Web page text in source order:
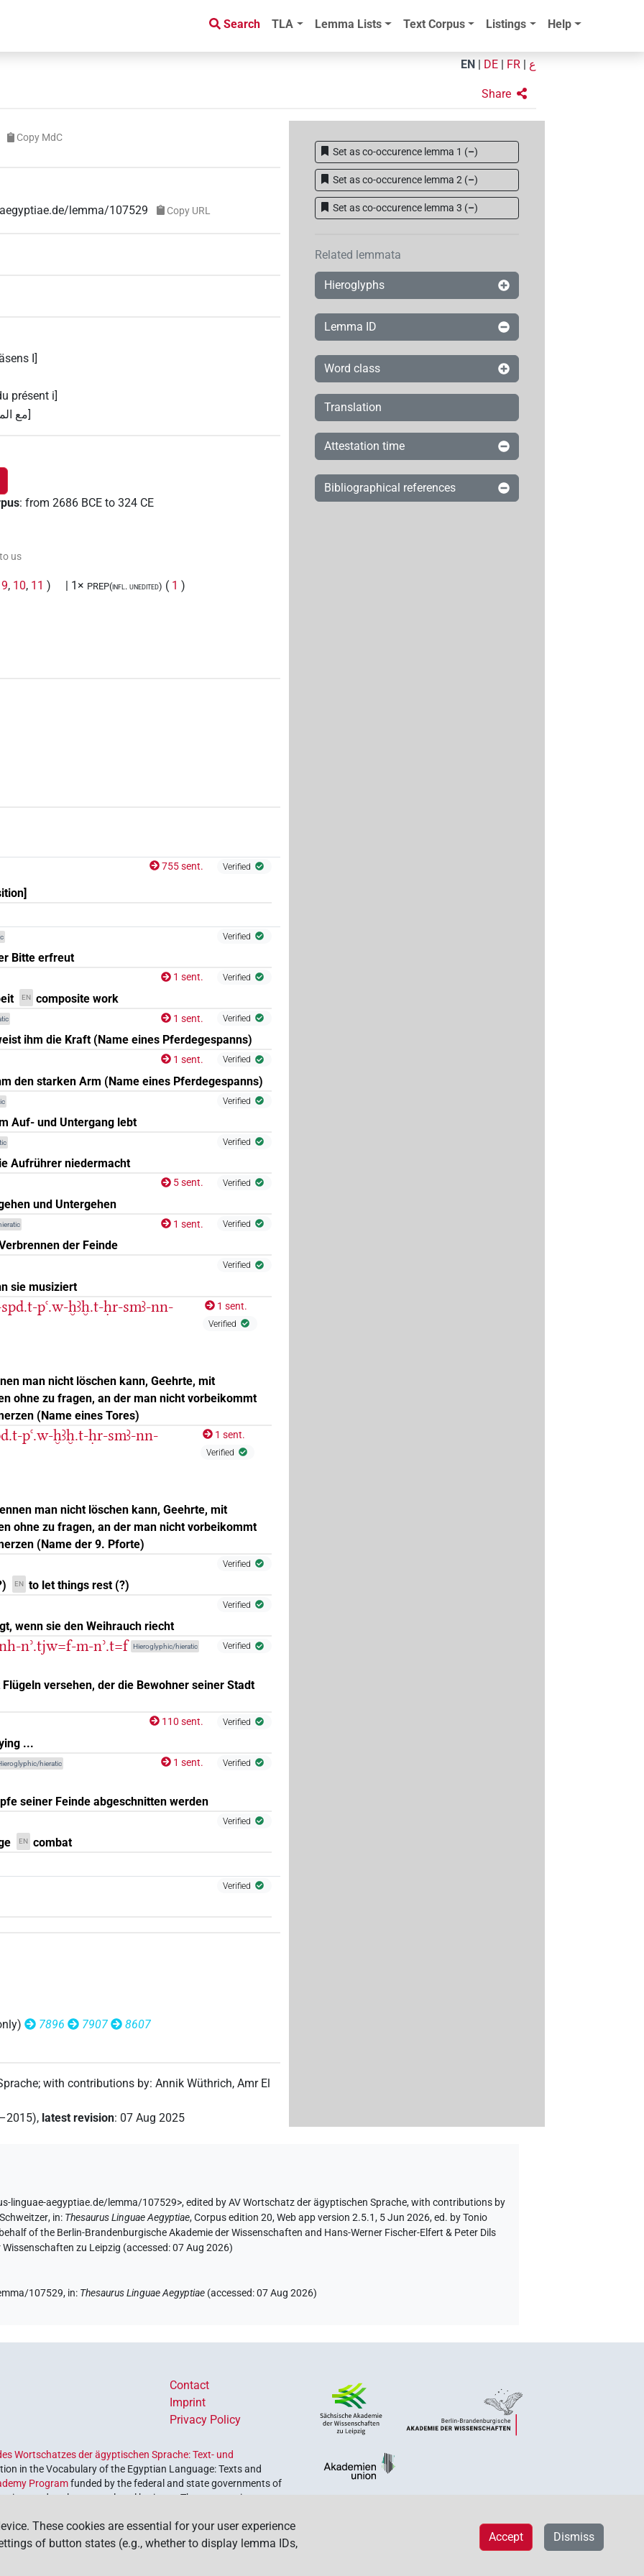
Search TLA Lemma Lists Text Corpus Listings Help
EN DE FR ع
Share
Copy MdC
lemma/107529 Copy URL
I]
présent i]
[مع
:from 2686 BCE to 324 CE
us
9, 10, 11 ) | 1× PREP(infl. unedited) ( 1 )
1)
9,10,11 )
,10,11)
755 sent. Verified
Verified
Bitte erfreut
1 sent. Verified
EN composite work
1 sent. Verified
ihm die Kraft (Name eines Pferdegespanns)
1 sent. Verified
den starken Arm (Name eines Pferdegespanns)
Verified
Auf- und Untergang lebt
Verified
Aufrührer niedermacht
5 sent. Verified
und Untergehen
1 sent. Verified
der Feinde
Verified
sie musiziert
pꜥ.w-ḫꜣḫ.t-ḥr-smꜣ-nn-
1 sent.
Verified
man nicht löschen kann, Geehrte, mit
ohne zu fragen, an der man nicht vorbeikommt
(Name eines Tores)
pꜥ.w-ḫꜣḫ.t-ḥr-smꜣ-nn-
1 sent.
Verified
man nicht löschen kann, Geehrte, mit
ohne zu fragen, an der man nicht vorbeikommt
(Name der 9. Pforte)
Verified
EN to let things rest (?)
Verified
wenn sie den Weihrauch riecht
nʾ.tjw=f-m-nʾ.t=f Hieroglyphic/hieratic Verified
versehen, der die Bewohner seiner Stadt
110 sent. Verified
...
hieratic 1 sent. Verified
seiner Feinde abgeschnitten werden
Verified
EN combat
Verified
7896 7907
8607
;with contributions by:Annik Wüthrich,Amr El
, latest revision: 07 Aug 2025
Set as co-occurence lemma 1 (–)
Set as co-occurence lemma 2 (–)
Set as co-occurence lemma 3 (–)
Related lemmata
Hieroglyphs
Lemma ID
Word class
Translation
Attestation time
Bibliographical references
linguae-aegyptiae.de/lemma/107529>,edited by AV Wortschatz der ägyptischen Sprache,with contributions by
, in: Thesaurus Linguae Aegyptiae,Corpus edition 20, Web app version 2.5.1, 5 Jun 2026, ed. by Tonio
of the Berlin-Brandenburgische Akademie der Wissenschaften and Hans-Werner Fischer-Elfert & Peter Dils
zu Leipzig (accessed:07 Aug 2026)
107529, in: Thesaurus Linguae Aegyptiae (accessed:07 Aug 2026)
Contact
Imprint
Privacy Policy
Wortschatzes der ägyptischen Sprache: Text- und
in the Vocabulary of the Egyptian Language: Texts and
Programfunded by the federal and state governments of
and explore our cultural heritage. The program is
These cookies are essential for your user experience
of button states (e.g., whether to display lemma IDs,
Dismiss
Accept